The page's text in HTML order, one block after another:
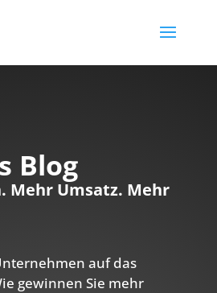
Blog
Mehr Umsatz. Mehr
auf das
gewinnen Sie mehr